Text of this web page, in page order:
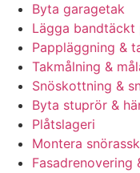
Byta garagetak
Lägga
Pappläggning &
Takmålning &
Snöskottning &
Byta stuprör &
Plåtslageri
Montera
Fasadrenovering